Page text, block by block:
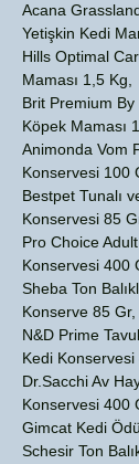
Acana
Yetişkin Kedi
Hills Optimal
Maması 1,5 Kg,
Brit Premium
Köpek Maması
Animonda Vom
Konservesi 100
Bestpet Tunalı
Konservesi 85
Pro Choice
Konservesi 400
Sheba Ton
Konserve 85 Gr,
N&D Prime
Kedi Konservesi
Dr.Sacchi Av
Konservesi 400
Gimcat Kedi
Schesir Ton